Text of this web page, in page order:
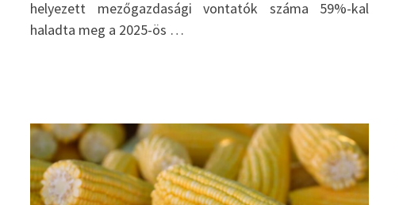
helyezett mezőgazdasági vontatók száma 59%-kal
haladta meg a 2025-ös …